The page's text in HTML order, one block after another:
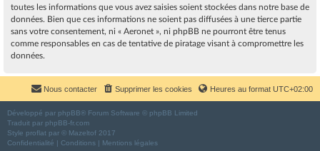
toutes les informations que vous avez saisies soient stockées dans notre base de
données. Bien que ces informations ne soient pas diffusées à une tierce partie
sans votre consentement, ni « Aeronet », ni phpBB ne pourront être tenus
comme responsables en cas de tentative de piratage visant à compromettre les
données.
Heures au format UTC+02:00
Supprimer les cookies
Nous contacter
Développé par phpBB® Forum Software © phpBB Limited
Traduit par phpBB-fr.com
Style proflat par © Mazeltof 2017
Confidentialité | Conditions | Mentions légales